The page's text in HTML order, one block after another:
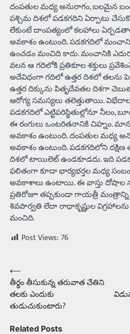
దంపతుల మధ్య అనురాగం, బలమైన
పశ్చిమ దిశలో పడకగదిని ఏర్పాటు
లేకుంటే దాంపత్యంలో కలహాలు
అవకాశం ఉంటుంది. పడకగదిలో
ఉంచడం మంచిది కాదు. మంచానికి
వలన ఆ గదిలోకి ప్రతికూల శక్తులు
అదేవిధంగా గదిలో ఉత్తర దిశలో తలను
ఉత్తర దిక్కును పితృదేవతల దిశగా
ఆరోగ్య సమస్యలు తలెత్తుతాయి.
పడకగదిలో ఎట్టిపరిస్థితుల్లోనూ నీలం,
ఈ రంగులు ఒంటరితనానికి చిహ్నం.
అవకాశం ఉంటుంది. దంపతుల మధ్య
అవకాశం ఉంటుంది. పడకగదిలోని
దిశలో టాయిలెట్‌ ఉండకూడదు. ఇది
ఫలితంగా కూడా భార్యభర్తల మధ్య
అవకాశాలు ఉంటాయి. ఈ వాస్తు దోషాల
ప్రతిరోజూ తప్పకుండా గాయత్రీ
శివపార్వతి లేదా రాధాకృష్ణుల
మంచిది.
Post Views: 76
Post
navigation
⟵
తీర్థం తీసుకున్న తరువాత చేతిని
తలకు ఎందుకు
తుడుచుకుంటారు?
Related Posts